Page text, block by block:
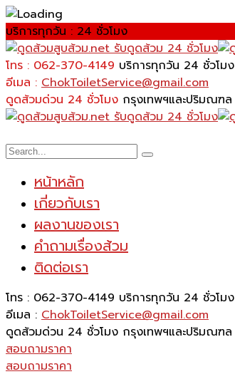
บริการทุกวัน : 24 ชั่วโมง
โทร : 062-370-4149 บริการทุกวัน 24 ชั่วโมง
อีเมล : ChokToiletService@gmail.com
ดูดส้วมด่วน 24 ชั่วโมง กรุงเทพฯและปริมณฑล
หน้าหลัก
เกี่ยวกับเรา
ผลงานของเรา
คำถามเรื่องส้วม
ติดต่อเรา
โทร : 062-370-4149 บริการทุกวัน 24 ชั่วโมง
อีเมล : ChokToiletService@gmail.com
ดูดส้วมด่วน 24 ชั่วโมง กรุงเทพฯและปริมณฑล
สอบถามราคา
สอบถามราคา